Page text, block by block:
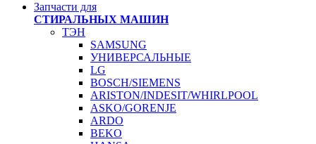
Запчасти для
СТИРАЛЬНЫХ МАШИН
ТЭН
SAMSUNG
УНИВЕРСАЛЬНЫЕ
LG
BOSCH/SIEMENS
ARISTON/INDESIT/WHIRLPOOL
ASKO/GORENJE
ARDO
BEKO